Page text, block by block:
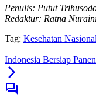
Penulis: Putut
Redaktur: Ratna
Tag: Kesehatan Nasional
Indonesia Bersiap